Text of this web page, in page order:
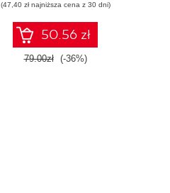
wnioski i opanuj
zaawansowany
SQL na potrzeby
praktycznych
zastosowań.
(47,40 zł najniższa cena z 30 dni)
50.56 zł
79.00zł (-36%)